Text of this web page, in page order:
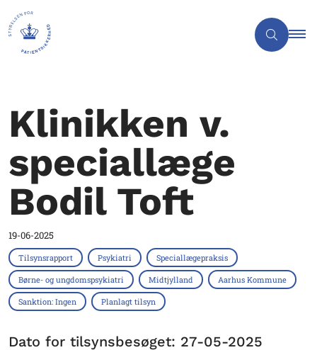
Klinikken v.
speciallæge
Bodil Toft
19-06-2025
Tilsynsrapport Psykiatri Speciallægepraksis
Børne- og ungdomspsykiatri Midtjylland Aarhus Kommune
Sanktion: Ingen Planlagt tilsyn
Dato for tilsynsbesøget: 27-05-2025